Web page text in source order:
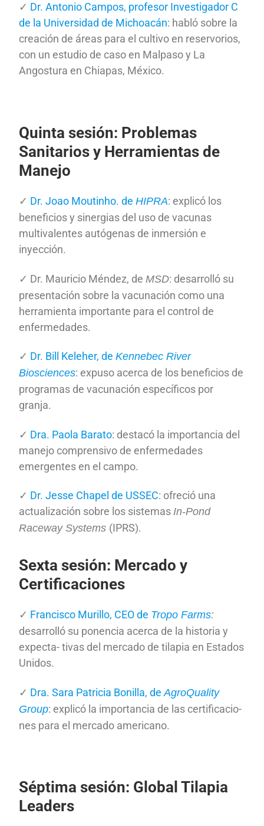
✓ Dr. Antonio Campos, profesor Investigador C
de la Universidad de Michoacán: habló sobre la
creación de áreas para el cultivo en reservorios,
con un estudio de caso en Malpaso y La
Angostura en Chiapas, México.
Quinta sesión: Problemas
Sanitarios y Herramientas de
Manejo
✓ Dr. Joao Moutinho. deHIPRA: explicó los
beneficios y sinergias del uso de vacunas
multivalentes autógenas de inmersión e
inyección.
✓ Dr. Mauricio Méndez, de MSD: desarrolló su
presentación sobre la vacunación como una
herramienta importante para el control de
enfermedades.
✓ Dr. Bill Keleher, deKennebec River
Biosciences: expuso acerca de los beneficios de
programas de vacunación específicos por
granja.
✓ Dra. Paola Barato: destacó la importancia del
manejo comprensivo de enfermedades
emergentes en el campo.
✓ Dr. Jesse Chapel de USSEC: ofreció una
actualización sobre los sistemasIn-Pond
Raceway Systems (IPRS).
Sexta sesión: Mercado y
Certificaciones
✓ Francisco Murillo, CEO de Tropo Farms:
desarrolló su ponencia acerca de la historia y
expecta- tivas del mercado de tilapia en Estados
Unidos.
✓ Dra. Sara Patricia Bonilla, deAgroQuality
Group: explicó la importancia de las certificacio-
nes para el mercado americano.
Séptima sesión: Global Tilapia
Leaders